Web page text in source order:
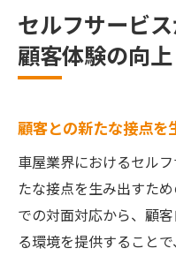
セルフサービ
顧客体験の向上
顧客との新たな接点を
車屋業界におけるセル
たな接点を生み出すた
での対面対応から、顧
る環境を提供すること